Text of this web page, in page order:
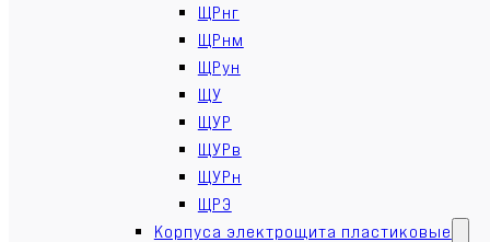
ЩРнг
ЩРнм
ЩРун
ЩУ
ЩУР
ЩУРв
ЩУРн
ЩРЭ
Корпуса электрощита пластиковые